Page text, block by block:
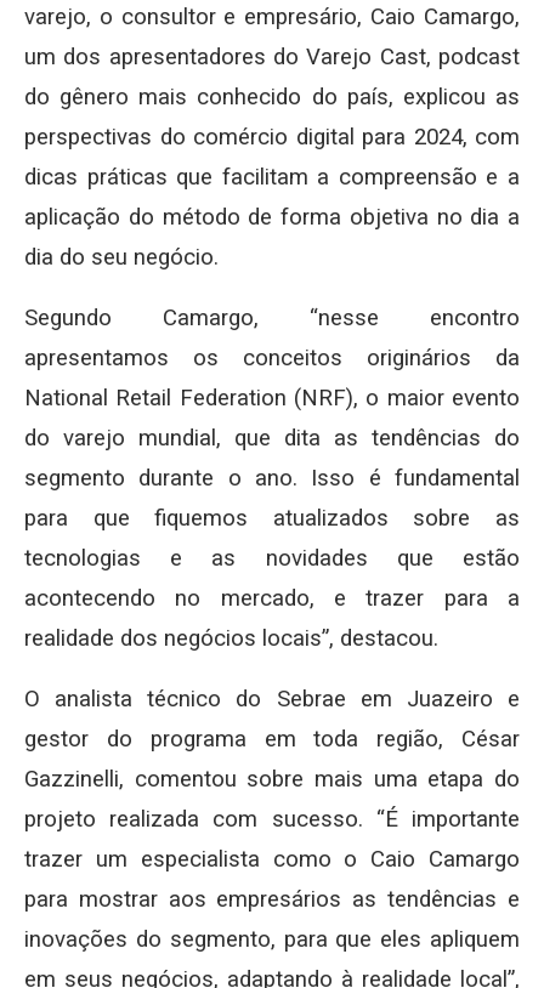
varejo, o consultor e empresário, Caio Camargo,
um dos apresentadores do Varejo Cast, podcast
do gênero mais conhecido do país, explicou as
perspectivas do comércio digital para 2024, com
dicas práticas que facilitam a compreensão e a
aplicação do método de forma objetiva no dia a
dia do seu negócio.
Segundo Camargo, “nesse encontro
apresentamos os conceitos originários da
National Retail Federation (NRF), o maior evento
do varejo mundial, que dita as tendências do
segmento durante o ano. Isso é fundamental
para que fiquemos atualizados sobre as
tecnologias e as novidades que estão
acontecendo no mercado, e trazer para a
realidade dos negócios locais”, destacou.
O analista técnico do Sebrae em Juazeiro e
gestor do programa em toda região, César
Gazzinelli, comentou sobre mais uma etapa do
projeto realizada com sucesso. “É importante
trazer um especialista como o Caio Camargo
para mostrar aos empresários as tendências e
inovações do segmento, para que eles apliquem
em seus negócios, adaptando à realidade local”,